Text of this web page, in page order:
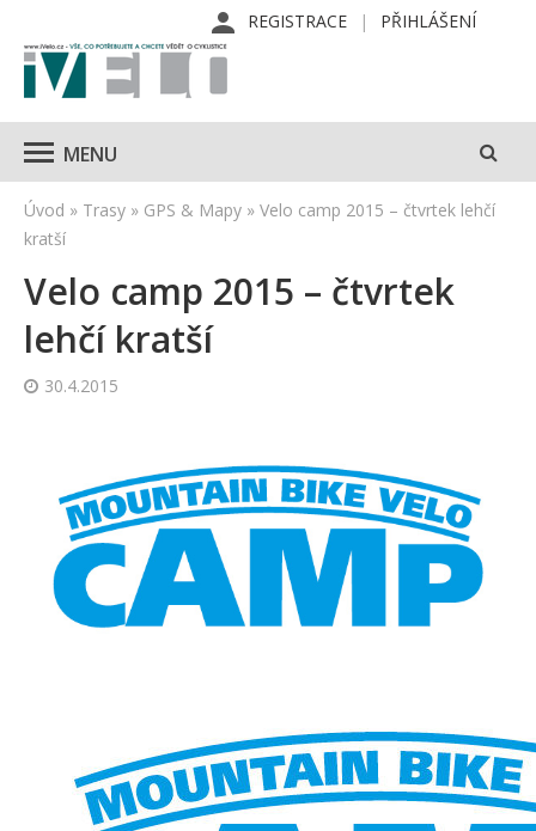
REGISTRACE PŘIHLÁŠENÍ
MENU
Úvod » Trasy » GPS & Mapy » Velo camp 2015 – čtvrtek lehčí
kratší
Velo camp 2015 – čtvrtek
lehčí kratší
30.4.2015